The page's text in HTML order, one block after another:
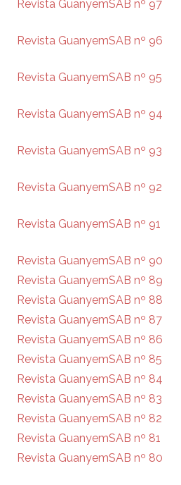
Revista GuanyemSAB nº 97
Revista GuanyemSAB nº 96
Revista GuanyemSAB nº 95
Revista GuanyemSAB nº 94
Revista GuanyemSAB nº 93
Revista GuanyemSAB nº 92
Revista GuanyemSAB nº 91
Revista GuanyemSAB nº 90
Revista GuanyemSAB nº 89
Revista GuanyemSAB nº 88
Revista GuanyemSAB nº 87
Revista GuanyemSAB nº 86
Revista GuanyemSAB nº 85
Revista GuanyemSAB nº 84
Revista GuanyemSAB nº 83
Revista GuanyemSAB nº 82
Revista GuanyemSAB nº 81
Revista GuanyemSAB nº 80